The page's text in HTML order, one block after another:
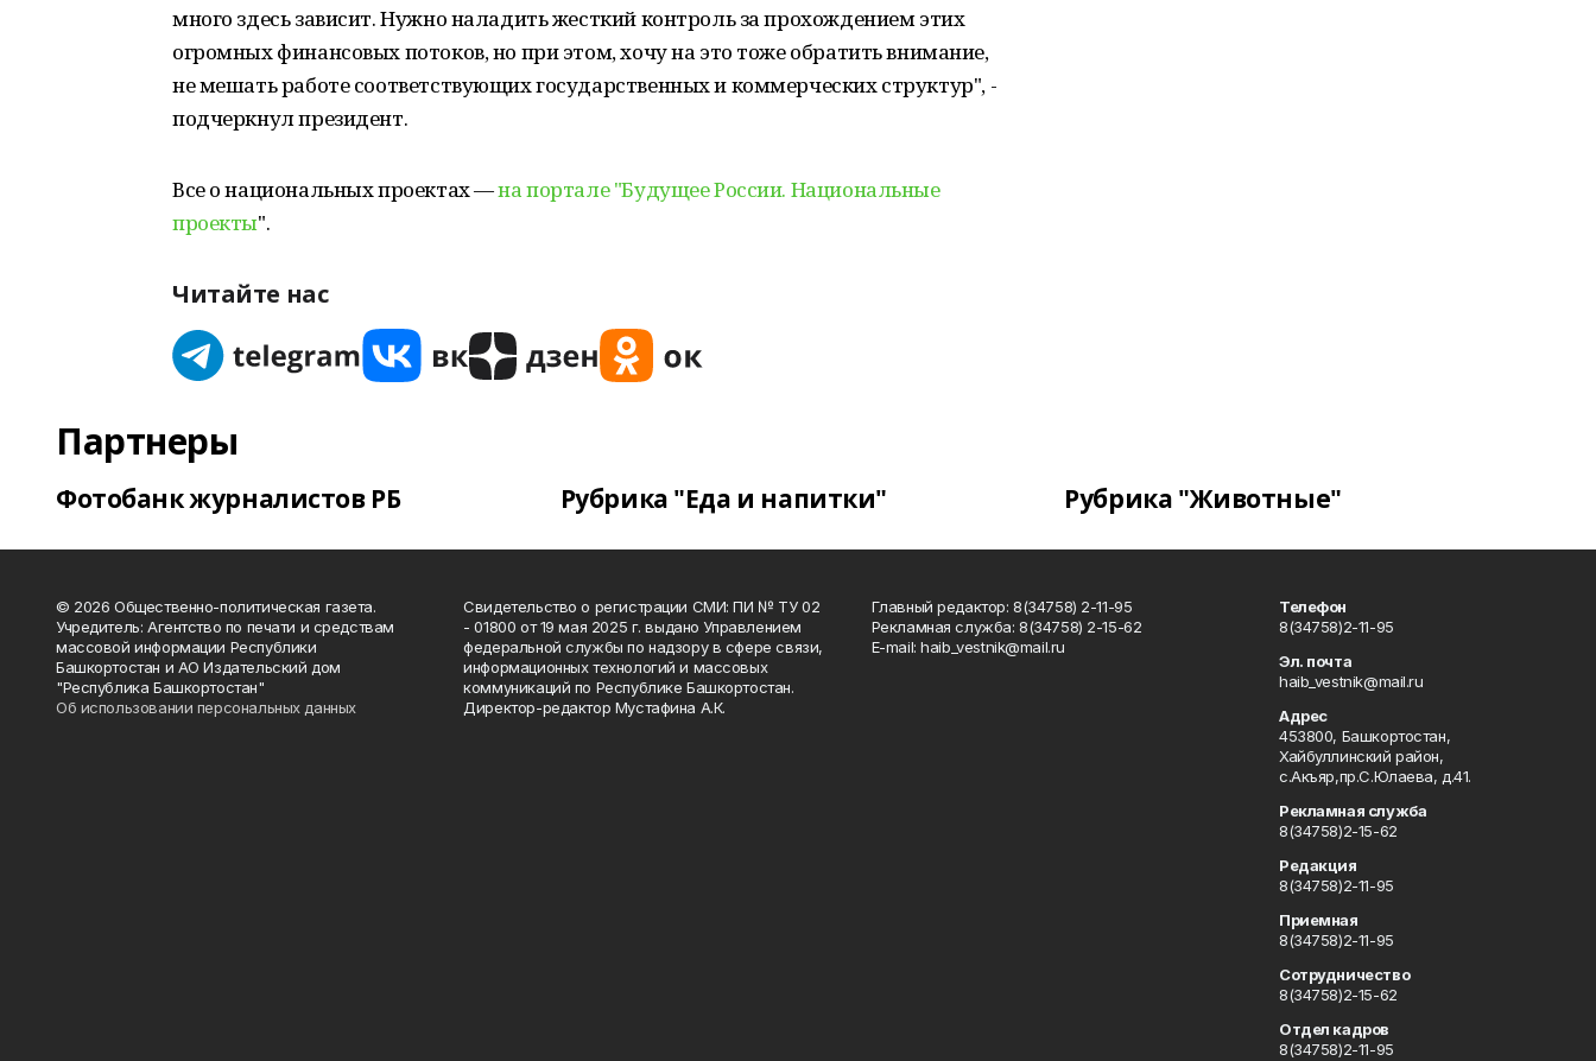
много здесь зависит. Нужно наладить жесткий контроль за прохождением этих
огромных финансовых потоков, но при этом, хочу на это тоже обратить внимание,
не мешать работе соответствующих государственных и коммерческих структур", -
подчеркнул президент.
Все о национальных проектах —на портале "Будущее России. Национальные
проекты".
Читайте нас
Партнеры
Фотобанк журналистов РБ Рубрика "Еда и напитки" Рубрика "Животные"
© 2026 Общественно-политическая газета.
Учредитель: Агентство по печати и средствам
массовой информации Республики
Башкортостан и АО Издательский дом
"Республика Башкортостан"
Об использовании персональных данных
Свидетельство о регистрации СМИ: ПИ № ТУ 02
- 01800 от 19 мая 2025 г. выдано Управлением
федеральной службы по надзору в сфере связи,
информационных технологий и массовых
коммуникаций по Республике Башкортостан.
Директор-редактор Мустафина А.К.
Главный редактор: 8(34758) 2-11-95
Рекламная служба: 8(34758) 2-15-62
Е-mаil: haib_vestnik@mail.ru
Телефон
8(34758)2-11-95
Эл. почта
haib_vestnik@mail.ru
Адрес
453800, Башкортостан,
Хайбуллинский район,
с.Акъяр,пр.С.Юлаева, д.41.
Рекламная служба
8(34758)2-15-62
Редакция
8(34758)2-11-95
Приемная
8(34758)2-11-95
Сотрудничество
8(34758)2-15-62
Отдел кадров
8(34758)2-11-95